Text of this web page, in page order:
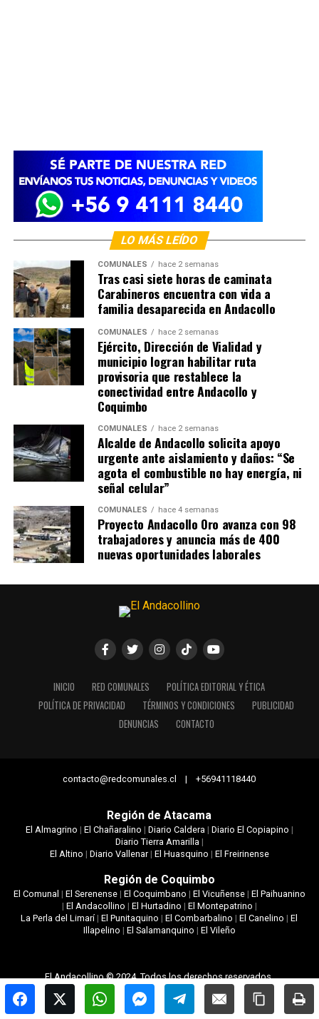
LO MÁS LEÍDO
COMUNALES hace 2 semanas
Tras casi siete horas de caminata
Carabineros encuentra con vida a
familia desaparecida en Andacollo
COMUNALES hace 2 semanas
Ejército, Dirección de Vialidad y
municipio logran habilitar ruta
provisoria que restablece la
conectividad entre Andacollo y
Coquimbo
COMUNALES hace 2 semanas
Alcalde de Andacollo solicita apoyo
urgente ante aislamiento y daños: “Se
agota el combustible no hay energía, ni
señal celular”
COMUNALES hace 4 semanas
Proyecto Andacollo Oro avanza con 98
trabajadores y anuncia más de 400
nuevas oportunidades laborales
INICIO RED COMUNALES
POLÍTICA EDITORIAL Y ÉTICA
POLÍTICA DE PRIVACIDAD
TÉRMINOS Y CONDICIONES
PUBLICIDAD
DENUNCIAS
CONTACTO
contacto@redcomunales.cl | +56941118440
Región de Atacama
El Almagrino | El Chañaralino | Diario Caldera| Diario El Copiapino |
Diario Tierra Amarilla|
El Altino | Diario Vallenar| El Huasquino | El Freirinense
Región de Coquimbo
El Comunal | El Serenense| El Coquimbano | El Vicuñense| El Paihuanino
| El Andacollino | El Hurtadino | El Montepatrino |
La Perla del Limarí|El Punitaquino |El Combarbalino |El Canelino |El
Illapelino | El Salamanquino | El Vileño
El Andacollino © 2024. Todos los derechos reservados.